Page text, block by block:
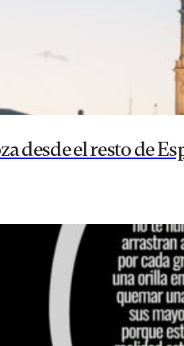
desde el resto de